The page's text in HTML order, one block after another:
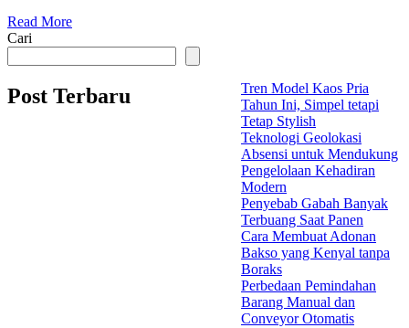
Read More
Cari
Post Terbaru
Tren Model Kaos Pria
Tahun Ini, Simpel tetapi
Tetap Stylish
Teknologi Geolokasi
Absensi untuk Mendukung
Pengelolaan Kehadiran
Modern
Penyebab Gabah Banyak
Terbuang Saat Panen
Cara Membuat Adonan
Bakso yang Kenyal tanpa
Boraks
Perbedaan Pemindahan
Barang Manual dan
Conveyor Otomatis